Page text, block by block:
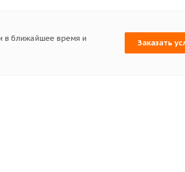
в ближайшее время и
Заказать